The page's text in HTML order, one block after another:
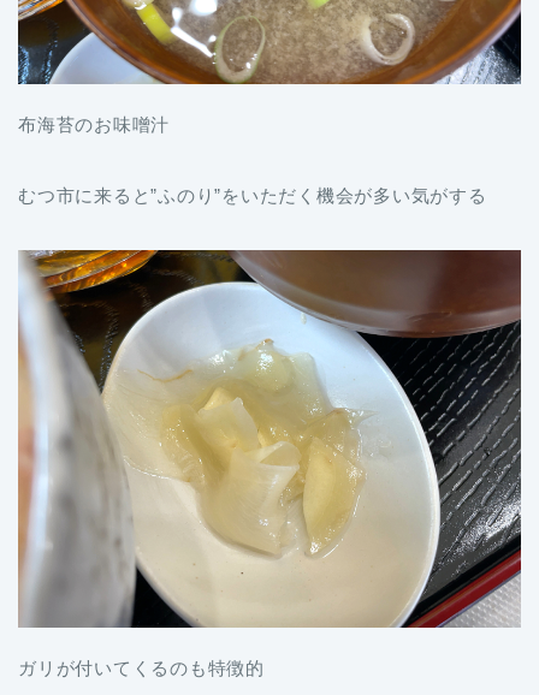
布海苔のお味噌汁
むつ市に来ると”ふのり”をいただく機会が多い気がする
ガリが付いてくるのも特徴的